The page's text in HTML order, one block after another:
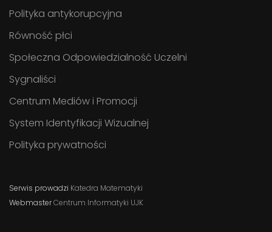
Polityka antykorupcyjna
Równość płci
Społeczna Odpowiedzialność Uczelni
Sygnaliści
Centrum Mediów i Promocji
System Identyfikacji Wizualnej
Polityka prywatności
Serwis prowadzi Katedra Matematyki
WebmasterCentrum Informatyki UJK